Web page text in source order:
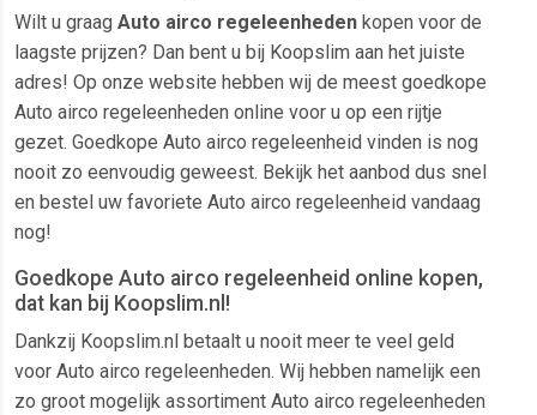
Wilt u graag Auto airco regeleenheden kopen voor de
laagste prijzen? Dan bent u bij Koopslim aan het juiste
adres! Op onze website hebben wij de meest goedkope
Auto airco regeleenheden online voor u op een rijtje
gezet. Goedkope Auto airco regeleenheid vinden is nog
nooit zo eenvoudig geweest. Bekijk het aanbod dus snel
en bestel uw favoriete Auto airco regeleenheid vandaag
nog!
Goedkope Auto airco regeleenheid online kopen,
dat kan bij Koopslim.nl!
Dankzij Koopslim.nl betaalt u nooit meer te veel geld
voor Auto airco regeleenheden. Wij hebben namelijk een
zo groot mogelijk assortiment Auto airco regeleenheden